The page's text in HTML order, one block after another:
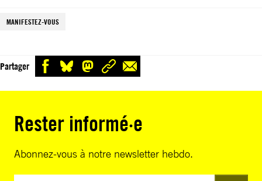
MANIFESTEZ-VOUS
Partager
Rester informé·e
Abonnez-vous à notre newsletter hebdo.